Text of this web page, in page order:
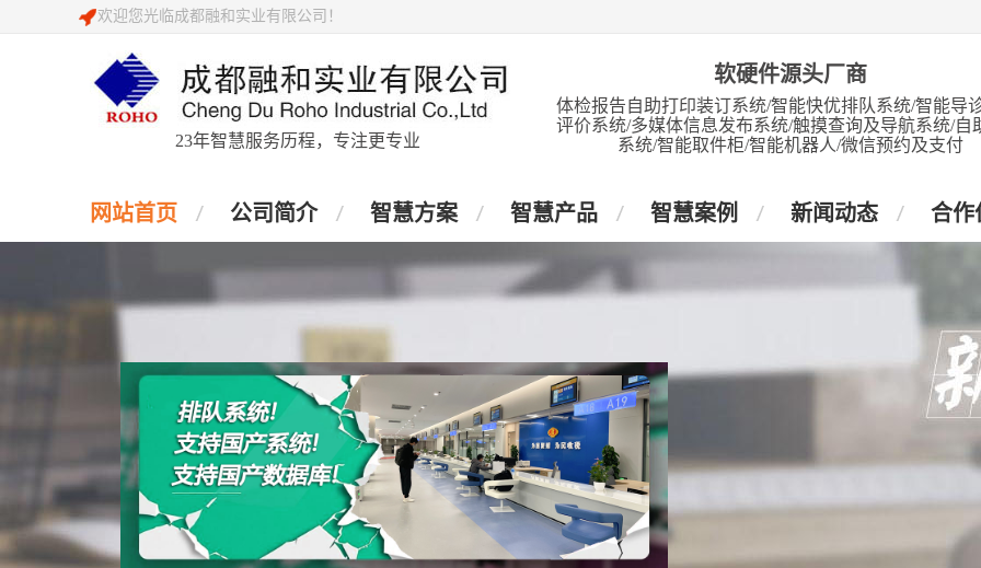
欢迎您光临成都融和实业有限公司！
23年智慧服务历程，专注更专业
软硬件源头厂商
体检报告自助打印装订系统/智能快优排队系统/智能导
评价系统/多媒体信息发布系统/触摸查询及导航系统/自
系统/智能取件柜/智能机器人/微信预约及支付
网站首页 公司简介 智慧方案 智慧产品 智慧案例 新闻动态 合作